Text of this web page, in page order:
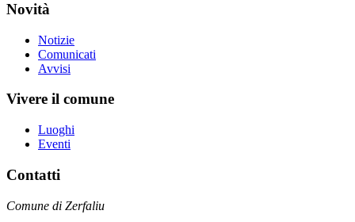
Novità
Notizie
Comunicati
Avvisi
Vivere il comune
Luoghi
Eventi
Contatti
Comune di Zerfaliu